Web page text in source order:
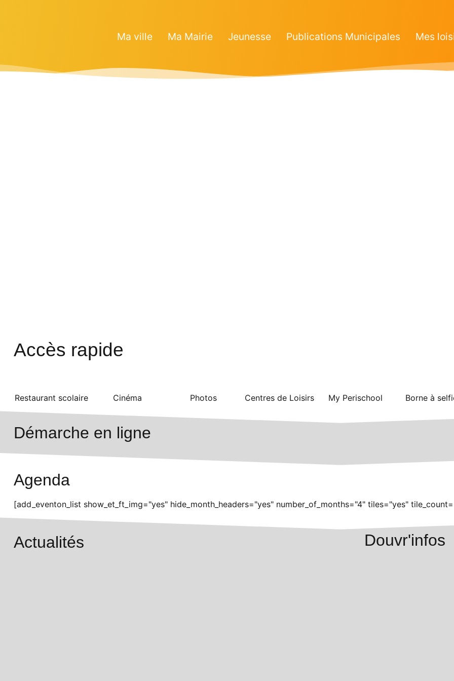
Ma ville Ma Mairie Jeunesse Publications Municipales Mes
Accès rapide
Restaurant scolaire Cinéma Photos Centres de Loisirs My Perischool Borne à
Démarche en ligne
Agenda
[add_eventon_list show_et_ft_img="yes" hide_month_headers="yes" number_of_months="4" tiles="yes"
Actualités Douvr'infos